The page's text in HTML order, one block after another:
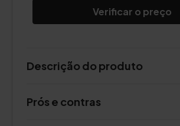
Verificar o preço
Descrição do produto
Prós e contras